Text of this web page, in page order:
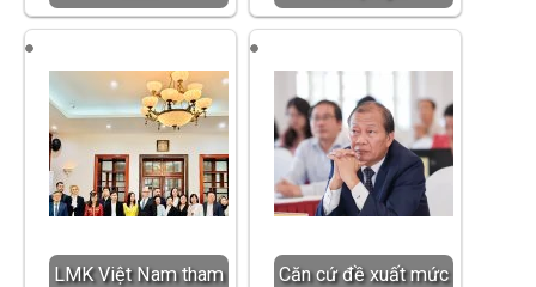
LMK Việt Nam tham
Căn cứ đề xuất mức